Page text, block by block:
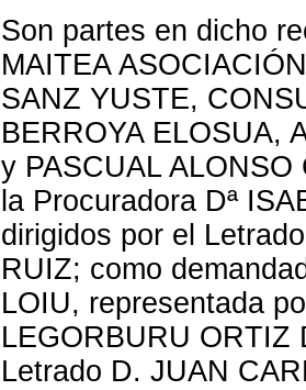
Son partes en dicho
MAITEA
SANZ YUSTE,
BERROYA ELOSUA,
y PASCUAL
la Procuradora Dª
dirigidos por el
RUIZ; como
LOIU, representada
LEGORBURU ORTIZ
Letrado D. JUAN